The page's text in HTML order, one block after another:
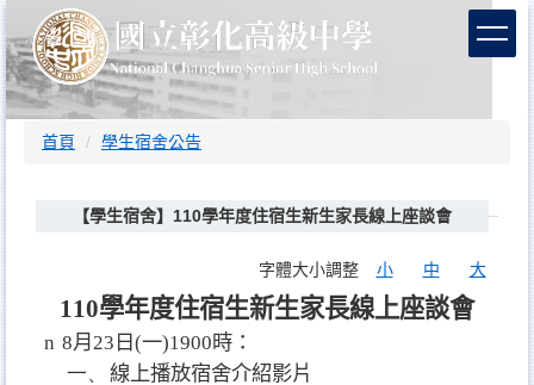
到
主
要
內
首頁 學生宿舍公告
【學生宿舍】110學年度住宿生新生家長線上座談會
字體大小調整 小 中 大
110學年度住宿生新生家長線上座談會
n 8月 23 日 (一)1900時：
一、
線上播放宿舍介紹影片